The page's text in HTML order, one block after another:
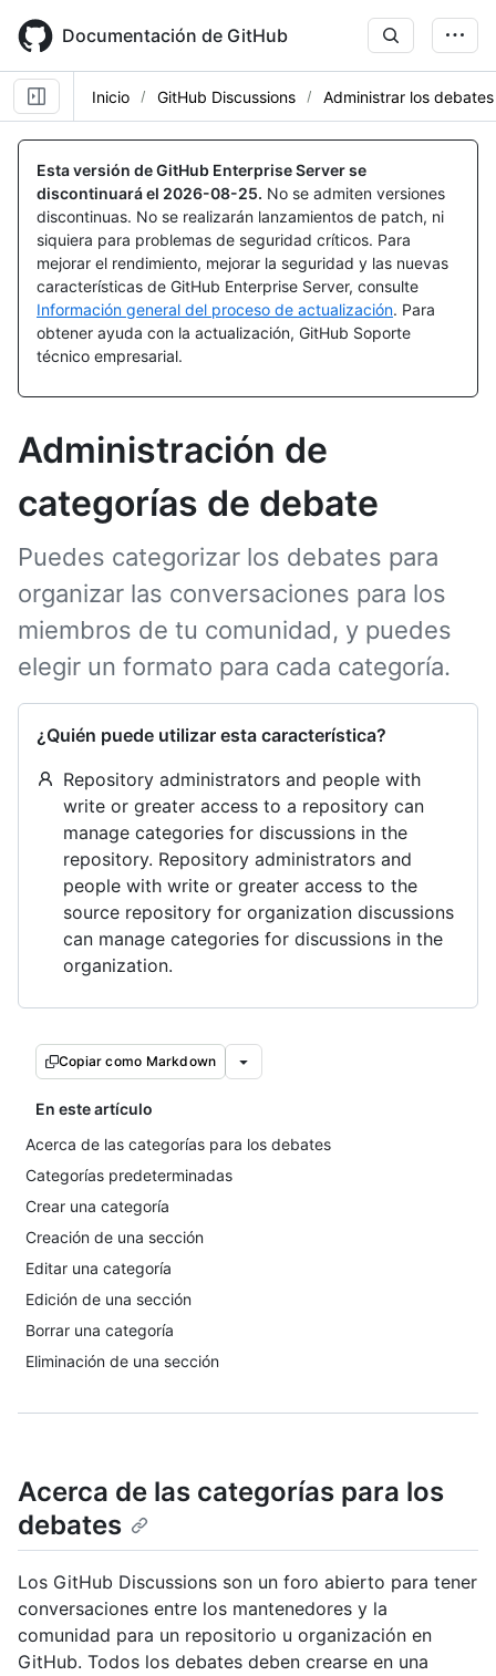
main
content
Documentación de GitHub
Inicio GitHub Discussions Administrar los debates
Esta versión de GitHub Enterprise Server se
discontinuará el 2026-08-25. No se admiten versiones
discontinuas. No se realizarán lanzamientos de patch, ni
siquiera para problemas de seguridad críticos. Para
mejorar el rendimiento, mejorar la seguridad y las nuevas
características de GitHub Enterprise Server, consulte
Información general del proceso de actualización. Para
obtener ayuda con la actualización, GitHub Soporte
técnico empresarial.
Administración de
categorías de debate
Puedes categorizar los debates para
organizar las conversaciones para los
miembros de tu comunidad, y puedes
elegir un formato para cada categoría.
¿Quién puede utilizar esta característica?
Repository administrators and people with
write or greater access to a repository can
manage categories for discussions in the
repository. Repository administrators and
people with write or greater access to the
source repository for organization discussions
can manage categories for discussions in the
organization.
Copiar como Markdown
En este artículo
Acerca de las categorías para los debates
Categorías predeterminadas
Crear una categoría
Creación de una sección
Editar una categoría
Edición de una sección
Borrar una categoría
Eliminación de una sección
Acerca de las categorías para los
debates
Los GitHub Discussions son un foro abierto para tener
conversaciones entre los mantenedores y la
comunidad para un repositorio u organización en
GitHub. Todos los debates deben crearse en una